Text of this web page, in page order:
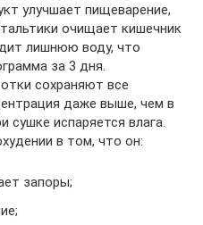
улучшает пищеварение,
очищает кишечник
лишнюю воду, что
за 3 дня.
сохраняют все
даже выше, чем в
сушке испаряется влага.
в том, что он:
запоры;